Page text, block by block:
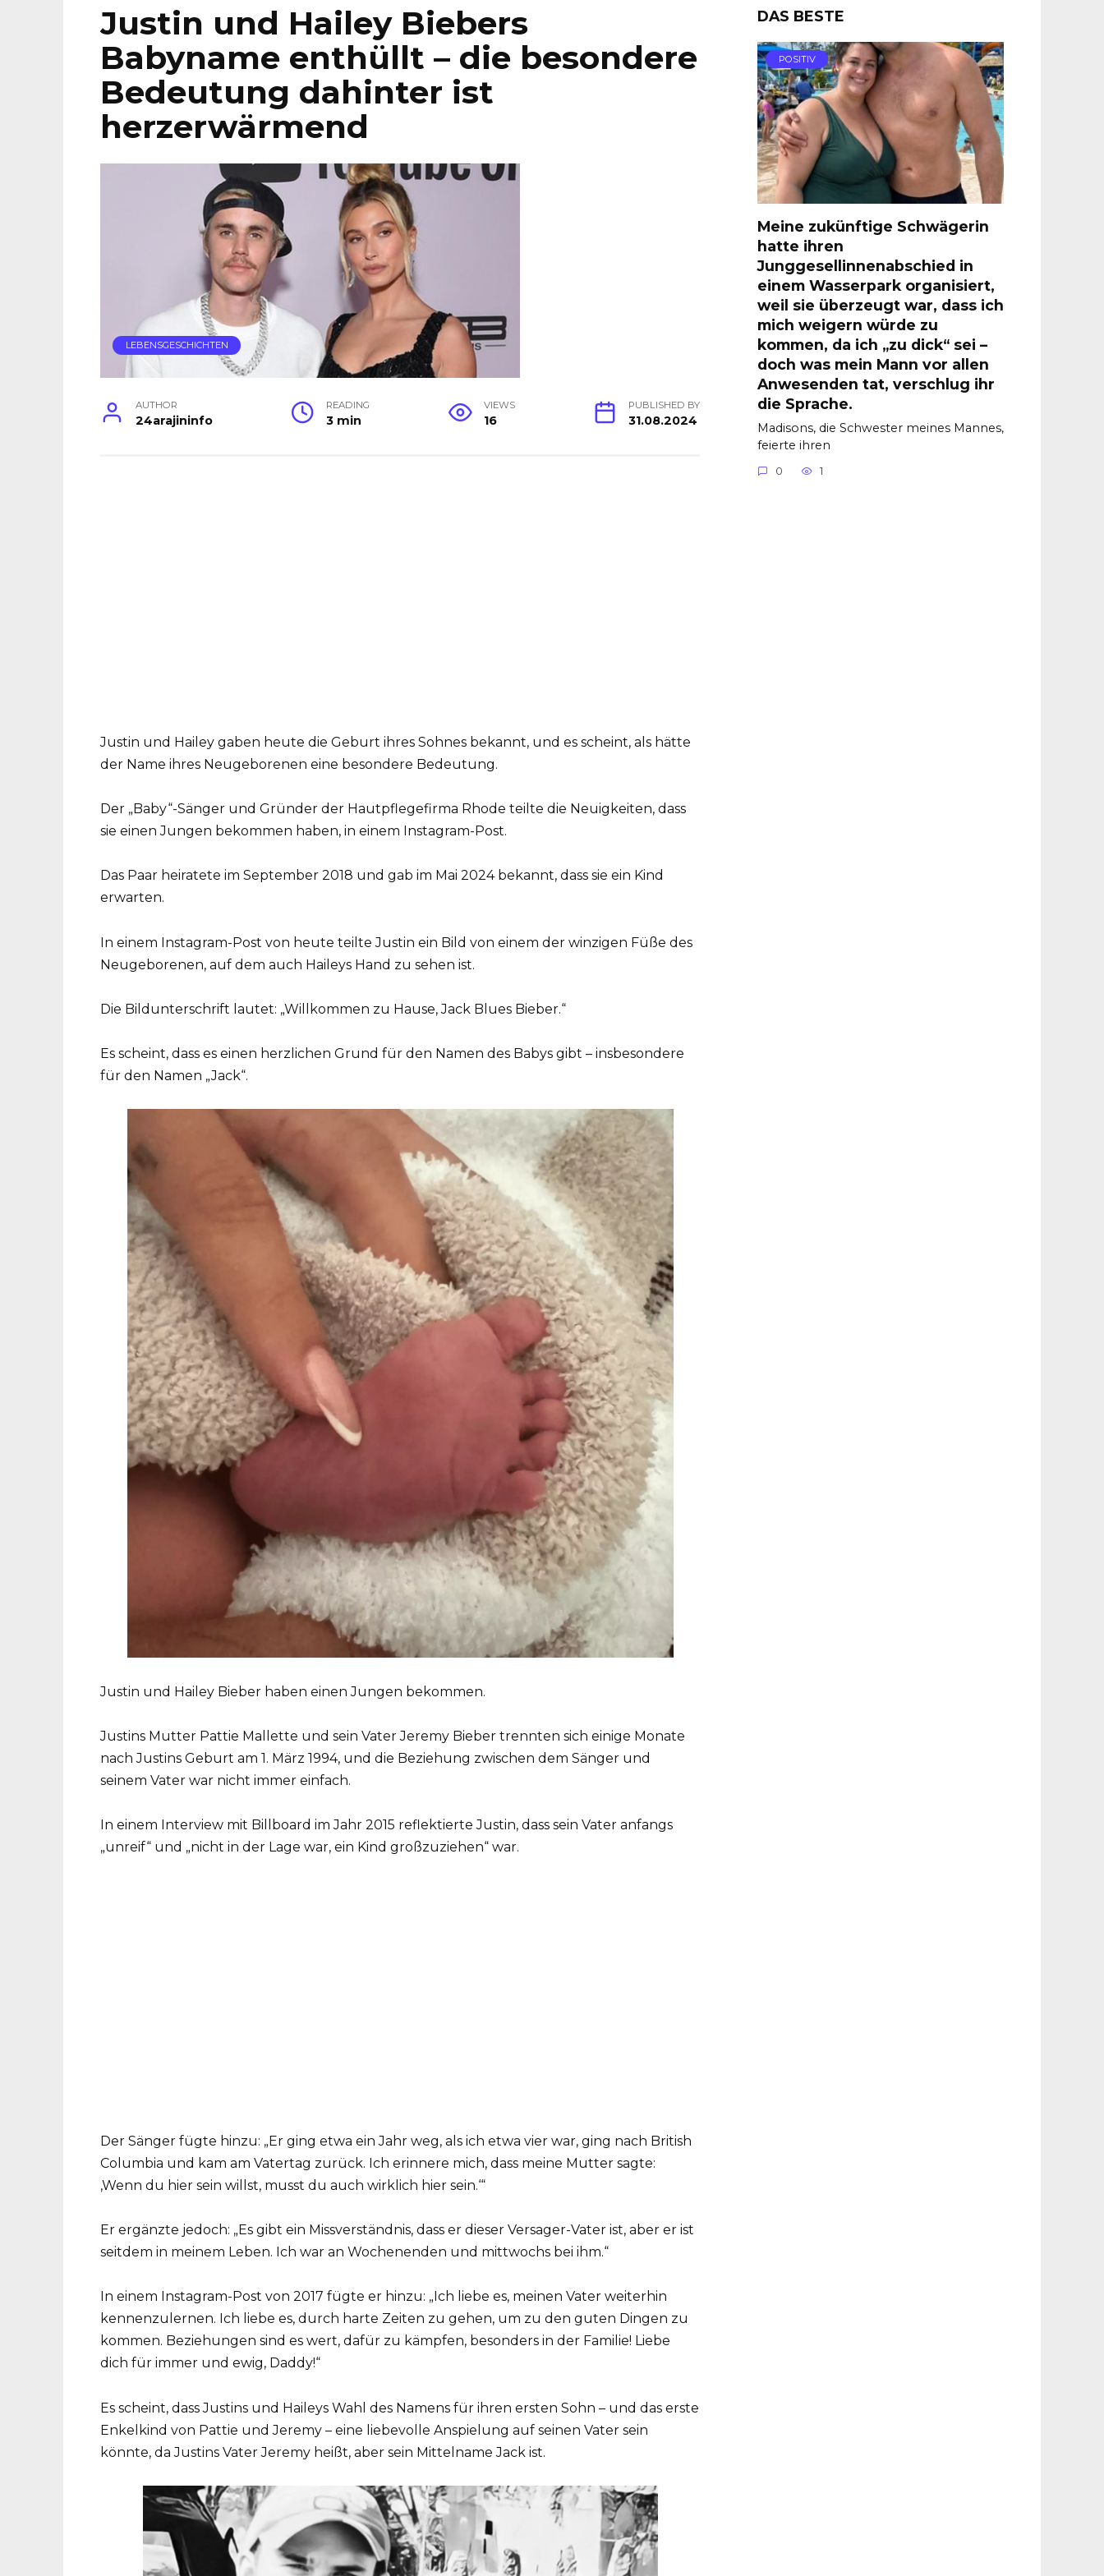
Justin und Hailey Biebers
Babyname enthüllt – die besondere
Bedeutung dahinter ist
herzerwärmend
LEBENSGESCHICHTEN
AUTHOR
24arajininfo
READING
3 min
VIEWS
16
PUBLISHED BY
31.08.2024
Justin und Hailey gaben heute die Geburt ihres Sohnes bekannt, und es scheint, als hätte
der Name ihres Neugeborenen eine besondere Bedeutung.
Der „Baby“-Sänger und Gründer der Hautpflegefirma Rhode teilte die Neuigkeiten, dass
sie einen Jungen bekommen haben, in einem Instagram-Post.
Das Paar heiratete im September 2018 und gab im Mai 2024 bekannt, dass sie ein Kind
erwarten.
In einem Instagram-Post von heute teilte Justin ein Bild von einem der winzigen Füße des
Neugeborenen, auf dem auch Haileys Hand zu sehen ist.
Die Bildunterschrift lautet: „Willkommen zu Hause, Jack Blues Bieber.“
Es scheint, dass es einen herzlichen Grund für den Namen des Babys gibt – insbesondere
für den Namen „Jack“.
Justin und Hailey Bieber haben einen Jungen bekommen.
Justins Mutter Pattie Mallette und sein Vater Jeremy Bieber trennten sich einige Monate
nach Justins Geburt am 1. März 1994, und die Beziehung zwischen dem Sänger und
seinem Vater war nicht immer einfach.
In einem Interview mit Billboard im Jahr 2015 reflektierte Justin, dass sein Vater anfangs
„unreif“ und „nicht in der Lage war, ein Kind großzuziehen“ war.
Der Sänger fügte hinzu: „Er ging etwa ein Jahr weg, als ich etwa vier war, ging nach British
Columbia und kam am Vatertag zurück. Ich erinnere mich, dass meine Mutter sagte:
‚Wenn du hier sein willst, musst du auch wirklich hier sein.‘“
Er ergänzte jedoch: „Es gibt ein Missverständnis, dass er dieser Versager-Vater ist, aber er ist
seitdem in meinem Leben. Ich war an Wochenenden und mittwochs bei ihm.“
In einem Instagram-Post von 2017 fügte er hinzu: „Ich liebe es, meinen Vater weiterhin
kennenzulernen. Ich liebe es, durch harte Zeiten zu gehen, um zu den guten Dingen zu
kommen. Beziehungen sind es wert, dafür zu kämpfen, besonders in der Familie! Liebe
dich für immer und ewig, Daddy!“
Es scheint, dass Justins und Haileys Wahl des Namens für ihren ersten Sohn – und das erste
Enkelkind von Pattie und Jeremy – eine liebevolle Anspielung auf seinen Vater sein
könnte, da Justins Vater Jeremy heißt, aber sein Mittelname Jack ist.
DAS BESTE
POSITIV
Meine zukünftige Schwägerin
hatte ihren
Junggesellinnenabschied in
einem Wasserpark organisiert,
weil sie überzeugt war, dass ich
mich weigern würde zu
kommen, da ich „zu dick“ sei –
doch was mein Mann vor allen
Anwesenden tat, verschlug ihr
die Sprache.
Madisons, die Schwester meines Mannes,
feierte ihren
0 1